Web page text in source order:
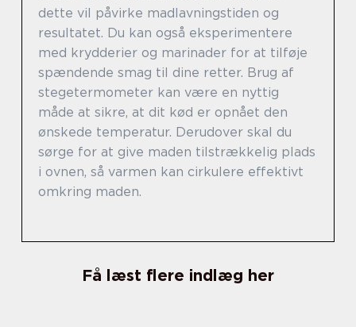
dette vil påvirke madlavningstiden og
resultatet. Du kan også eksperimentere
med krydderier og marinader for at tilføje
spændende smag til dine retter. Brug af
stegetermometer kan være en nyttig
måde at sikre, at dit kød er opnået den
ønskede temperatur. Derudover skal du
sørge for at give maden tilstrækkelig plads
i ovnen, så varmen kan cirkulere effektivt
omkring maden.
Få læst flere indlæg her